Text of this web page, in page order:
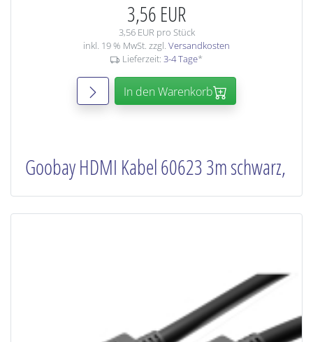
3,56 EUR
3,56 EUR pro Stück
inkl. 19 % MwSt. zzgl. Versandkosten
Lieferzeit: 3-4 Tage*
In den Warenkorb
Goobay HDMI Kabel 60623 3m schwarz,